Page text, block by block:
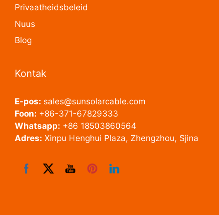
Privaatheidsbeleid
Nuus
Blog
Kontak
E-pos: sales@sunsolarcable.com
Foon: +86-371-67829333
Whatsapp: +86 18503860564
Adres: Xinpu Henghui Plaza, Zhengzhou, Sjina